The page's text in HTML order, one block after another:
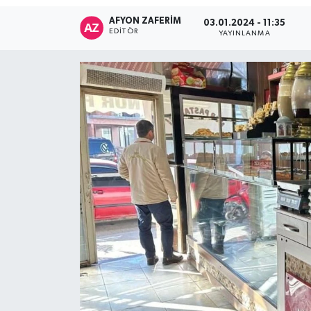
AFYON ZAFERİM
EDITÖR
03.01.2024 - 11:35
YAYINLANMA